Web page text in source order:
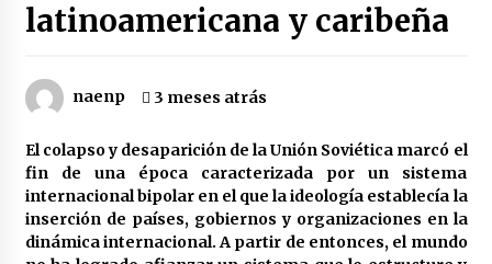
Irán a EEUU: No está lejano el día en que serán
expulsados de región
17 horas atrás
¿Quién está matando a la moribunda Corte
Penal internacional?
17 horas atrás
latinoamericana y caribeña
naenp 3 meses atrás
El colapso y desaparición de la Unión Soviética marcó el
fin de una época caracterizada por un sistema
internacional bipolar en el que la ideología establecía la
inserción de países, gobiernos y organizaciones en la
dinámica internacional. A partir de entonces, el mundo